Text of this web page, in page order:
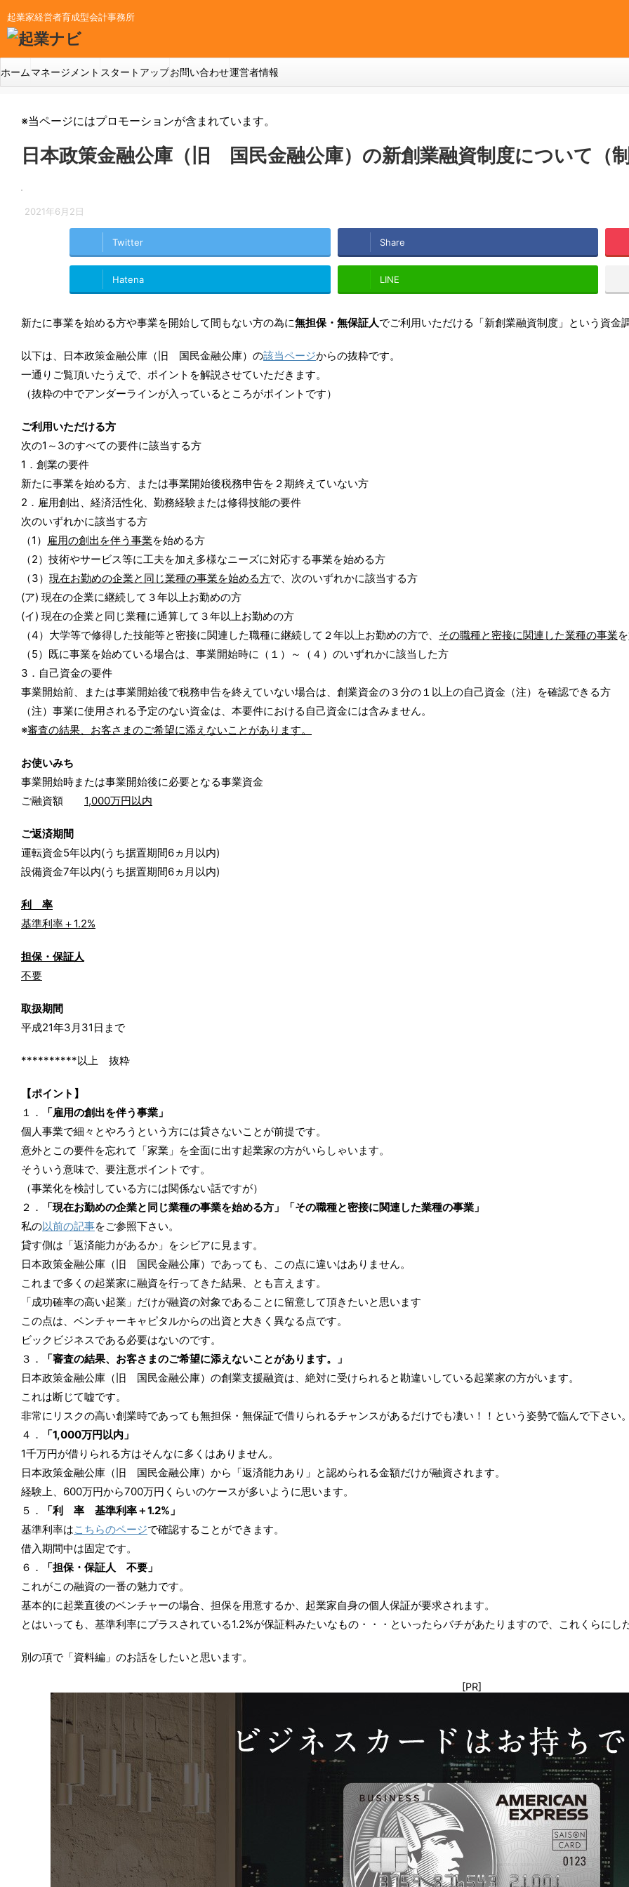
起業家経営者育成型会計事務所
ホームマネージメント スタートアップお問い合わせ運営者情報
※当ページにはプロモーションが含まれています。
日本政策金融公庫（旧 国民金融公庫）の新創業融資制度について（
2021年6月2日
Twitter Share
Hatena LINE
新たに事業を始める方や事業を開始して間もない方の為に無担保・無保証人でご利用いただける「新創業融資制度」という資金
以下は、日本政策金融公庫（旧 国民金融公庫）の該当ページからの抜粋です。
一通りご覧頂いたうえで、ポイントを解説させていただきます。
（抜粋の中でアンダーラインが入っているところがポイントです）
ご利用いただける方
次の1～3のすべての要件に該当する方
1．創業の要件
新たに事業を始める方、または事業開始後税務申告を２期終えていない方
2．雇用創出、経済活性化、勤務経験または修得技能の要件
次のいずれかに該当する方
（1） 雇用の創出を伴う事業を始める方
（2）技術やサービス等に工夫を加え多様なニーズに対応する事業を始める方
（3） 現在お勤めの企業と同じ業種の事業を始める方で、次のいずれかに該当する方
(ア) 現在の企業に継続して３年以上お勤めの方
(イ) 現在の企業と同じ業種に通算して３年以上お勤めの方
（4）大学等で修得した技能等と密接に関連した職種に継続して２年以上お勤めの方で、 その職種と密接に関連した業種の事業
（5）既に事業を始めている場合は、事業開始時に（１）～（４）のいずれかに該当した方
3．自己資金の要件
事業開始前、または事業開始後で税務申告を終えていない場合は、創業資金の３分の１以上の自己資金（注）を確認できる方
（注）事業に使用される予定のない資金は、本要件における自己資金には含みません。
※審査の結果、お客さまのご希望に添えないことがあります。
お使いみち
事業開始時または事業開始後に必要となる事業資金
ご融資額 1,000万円以内
ご返済期間
運転資金5年以内(うち据置期間6ヵ月以内)
設備資金7年以内(うち据置期間6ヵ月以内)
利 率
基準利率＋1.2%
担保・保証人
不要
取扱期間
平成21年3月31日まで
**********以上 抜粋
【ポイント】
１．
「雇用の創出を伴う事業」
個人事業で細々とやろうという方には貸さないことが前提です。
意外とこの要件を忘れて「家業」を全面に出す起業家の方がいらしゃいます。
そういう意味で、要注意ポイントです。
（事業化を検討している方には関係ない話ですが）
２．
「現在お勤めの企業と同じ業種の事業を始める方」「その職種と密接に関連した業種の事業」
私の以前の記事をご参照下さい。
貸す側は「返済能力があるか」をシビアに見ます。
日本政策金融公庫（旧 国民金融公庫）であっても、この点に違いはありません。
これまで多くの起業家に融資を行ってきた結果、とも言えます。
「成功確率の高い起業」だけが融資の対象であることに留意して頂きたいと思います
この点は、ベンチャーキャピタルからの出資と大きく異なる点です。
ビックビジネスである必要はないのです。
３．
「審査の結果、お客さまのご希望に添えないことがあります。」
日本政策金融公庫（旧 国民金融公庫）の創業支援融資は、絶対に受けられると勘違いしている起業家の方がいます。
これは断じて嘘です。
非常にリスクの高い創業時であっても無担保・無保証で借りられるチャンスがあるだけでも凄い！！という姿勢で臨んで下さい
４．
「1,000万円以内」
1千万円が借りられる方はそんなに多くはありません。
日本政策金融公庫（旧 国民金融公庫）から「返済能力あり」と認められる金額だけが融資されます。
経験上、600万円から700万円くらいのケースが多いように思います。
５．
「利 率 基準利率＋1.2%」
基準利率はこちらのページで確認することができます。
借入期間中は固定です。
６．
「担保・保証人 不要」
これがこの融資の一番の魅力です。
基本的に起業直後のベンチャーの場合、担保を用意するか、起業家自身の個人保証が要求されます。
とはいっても、基準利率にプラスされている1.2%が保証料みたいなもの・・・といったらバチがあたりますので、これくらにし
別の項で「資料編」のお話をしたいと思います。
[PR]